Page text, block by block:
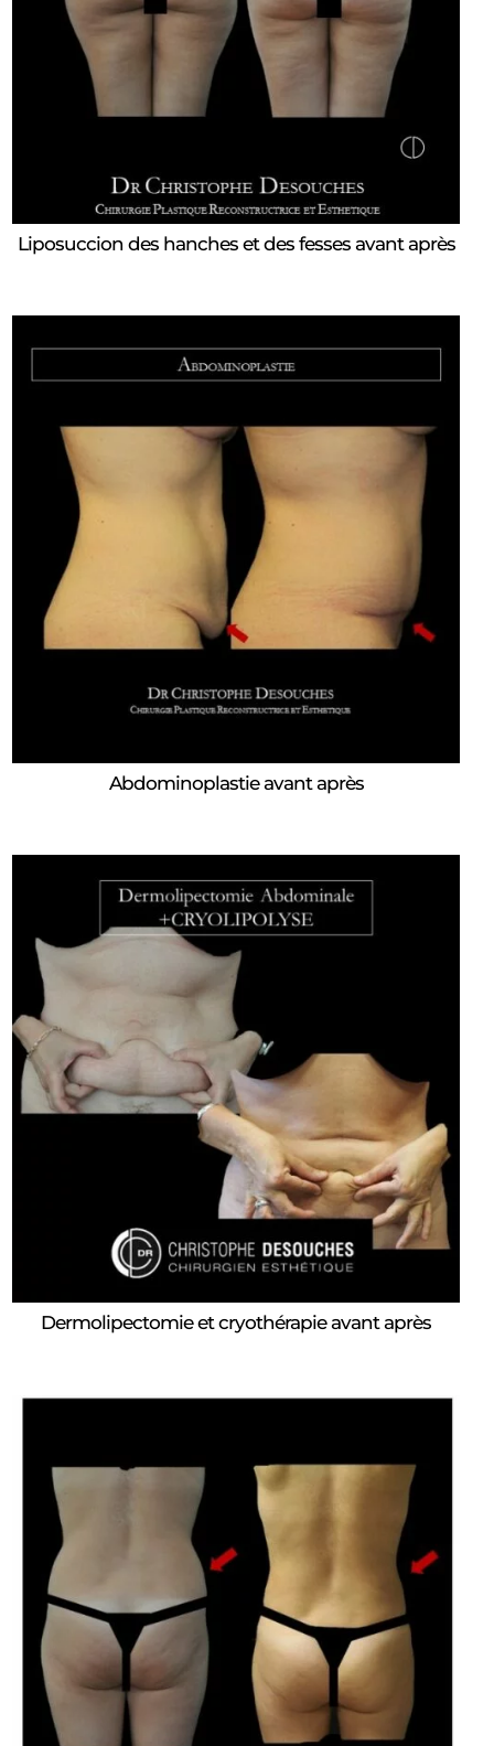
Liposuccion des hanches et des fesses avant après
Abdominoplastie avant après
Dermolipectomie et cryothérapie avant après